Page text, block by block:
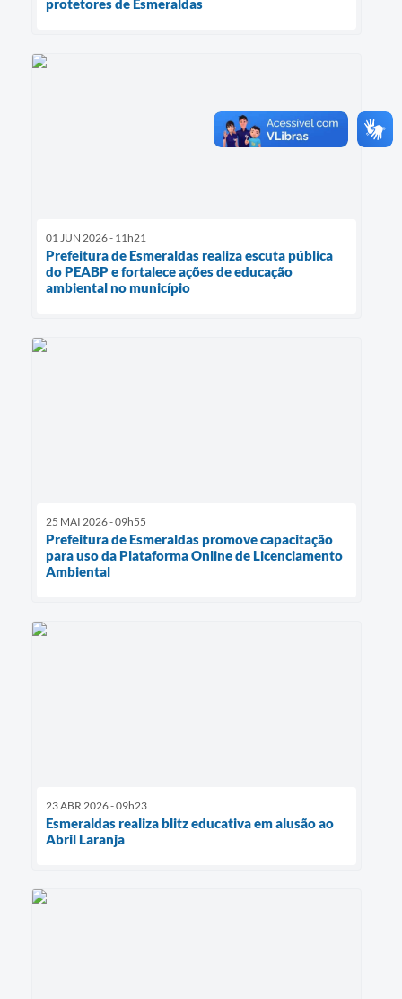
protetores de Esmeraldas
01 JUN 2026 - 11h21
Prefeitura de Esmeraldas realiza escuta pública
do PEABP e fortalece ações de educação
ambiental no município
25 MAI 2026 - 09h55
Prefeitura de Esmeraldas promove capacitação
para uso da Plataforma Online de Licenciamento
Ambiental
23 ABR 2026 - 09h23
Esmeraldas realiza blitz educativa em alusão ao
Abril Laranja